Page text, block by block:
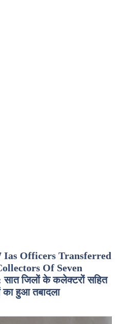
Ias Officers Transferred
Of Seven
जिलों के कलेक्टरों सहित
का हुआ तबादला